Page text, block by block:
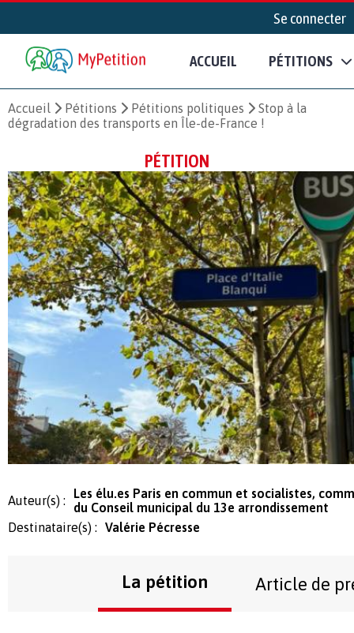
Se connecter
ACCUEIL PÉTITIONS
Accueil Pétitions Pétitions politiques
Stop à la
dégradation des transports en Île-de-France !
PÉTITION
Auteur(s) :
Les élu.es Paris en commun et socialistes,
du Conseil municipal du 13e arrondissement
Destinataire(s) :
Valérie Pécresse
La pétition Article de